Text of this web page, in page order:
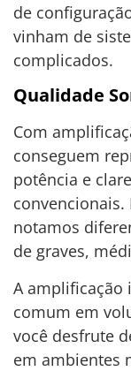
de
vinham de
complicados.
Qualidade
Com
conseguem
potência e
convencionais.
notamos
de graves,
A amplificação
comum em
você desfrute
em ambientes